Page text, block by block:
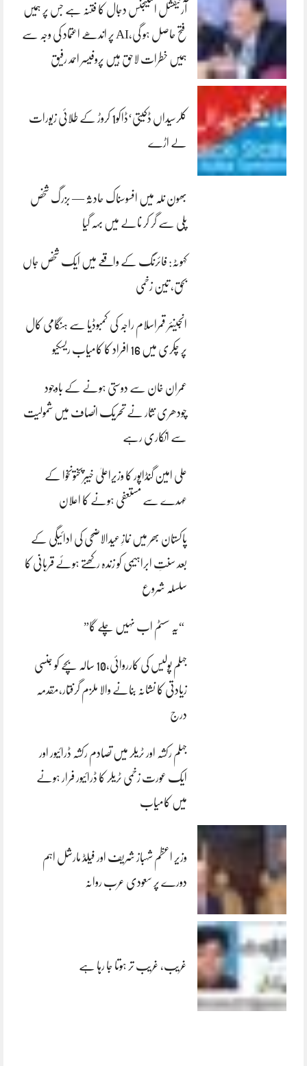
آرٹیفشل انٹلیجنس دجال کا فتنہ ہے جس پر ہمیں
فتح حاصل ہو گی،AI پر اندھے اعتماد کی وجہ سے
ہمیں خطرات لاحق ہیں پروفیسر احمد رفیق
کلرسیداں ڈکیتی‘ڈاکو1 کروڑ کے طلائی زیورات
لے اڑے
بھون نلہ میں افسوسناک حادثہ — بزرگ شخص
پلی سے گر کر نالے میں بہہ گیا
کہوٹہ: فائرنگ کے واقعے میں ایک شخص جاں
بحق، تین زخمی
انجینئر قمراسلام راجہ کی کمبوڈیا سے ہنگامی کال
پر چکری میں 16 افراد کا کامیاب ریسکیو
عمران خان سے دوستی ہونے کے باوجود
چودھری نثار نے تحریک انصاف میں شمولیت
سے انکاری رہے
علی امین گنڈاپور کا وزیراعلیٰ خیبرپختونخوا کے
عہدے سے مستعفی ہونے کا اعلان
پاکستان بھر میں نمازِ عیدالاضحی کی ادائیگی کے
بعد سنتِ ابراہیمی کو زندہ رکھتے ہوئے قربانی کا
سلسلہ شروع
“یہ سسٹم اب نہیں چلے گا”
جہلم پولیس کی کارروائی،10 سالہ بچے کو جنسی
زیادتی کا نشانہ بنانے والا ملزم گرفتار،مقدمہ
درج
جہلم رکشہ اور ٹریلر میں تصادم رکشہ ڈرائیور اور
ایک عورت زخمی ٹریلر کا ڈرائیور فرار ہونے
میں کامیاب
وزیر اعظم شہباز شریف اور فیلڈ مارشل اہم
دورے پر سعودی عرب روانہ
غریب، غریب تر ہوتا جا رہا ہے